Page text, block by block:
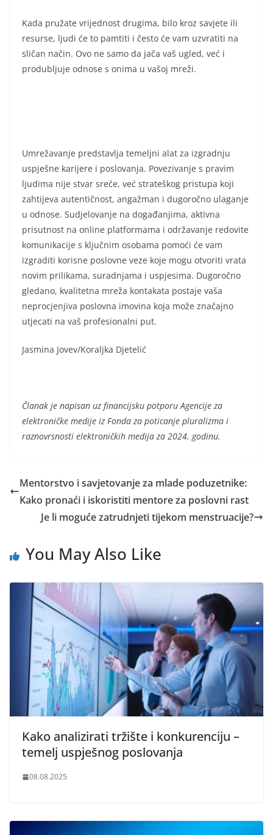
Kada pružate vrijednost drugima, bilo kroz savjete ili
resurse, ljudi će to pamtiti i često će vam uzvratiti na
sličan način. Ovo ne samo da jača vaš ugled, već i
produbljuje odnose s onima u vašoj mreži.
Umrežavanje predstavlja temeljni alat za izgradnju
uspješne karijere i poslovanja. Povezivanje s pravim
ljudima nije stvar sreće, već strateškog pristupa koji
zahtijeva autentičnost, angažman i dugoročno ulaganje
u odnose. Sudjelovanje na događanjima, aktivna
prisutnost na online platformama i održavanje redovite
komunikacije s ključnim osobama pomoći će vam
izgraditi korisne poslovne veze koje mogu otvoriti vrata
novim prilikama, suradnjama i uspjesima. Dugoročno
gledano, kvalitetna mreža kontakata postaje vaša
neprocjenjiva poslovna imovina koja može značajno
utjecati na vaš profesionalni put.
Jasmina Jovev/Koraljka Djetelić
Članak je napisan uz financijsku potporu Agencije za
elektroničke medije iz Fonda za poticanje pluralizma i
raznovrsnosti elektroničkih medija za 2024. godinu.
Mentorstvo i savjetovanje za mlade poduzetnike:
Kako pronaći i iskoristiti mentore za poslovni rast
Je li moguće zatrudnjeti tijekom menstruacije?
You May Also Like
Kako analizirati tržište i konkurenciju –
temelj uspješnog poslovanja
08.08.2025